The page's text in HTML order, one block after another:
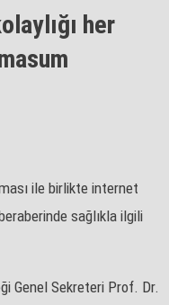
her
ile birlikte internet
sağlıkla ilgili
Genel Sekreteri Prof. Dr.